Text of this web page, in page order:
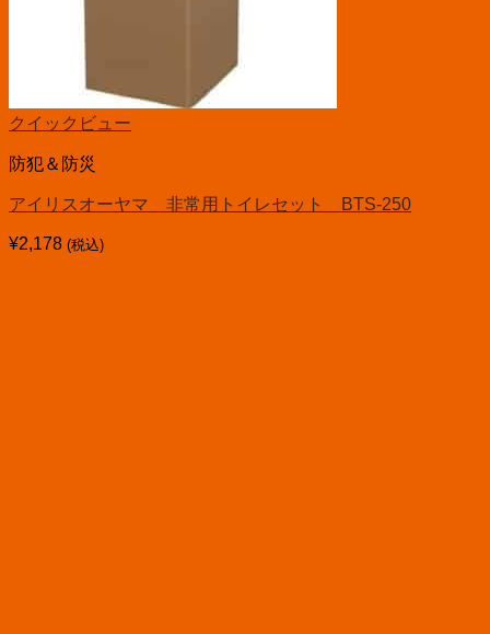
クイックビュー
防犯＆防災
アイリスオーヤマ 非常用トイレセット BTS-250
¥2,178 (税込)